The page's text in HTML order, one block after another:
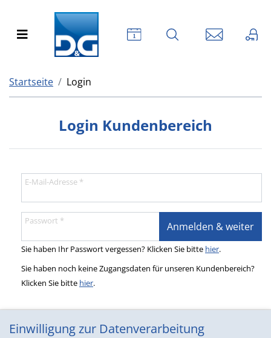
Einwilligung zur Datenverarbeitung
Startseite Login
Login Kundenbereich
Anmelden & weiter
Sie haben Ihr Passwort vergessen? Klicken Sie bitte hier.
Sie haben noch keine Zugangsdaten für unseren Kundenbereich?
Klicken Sie bitte hier.